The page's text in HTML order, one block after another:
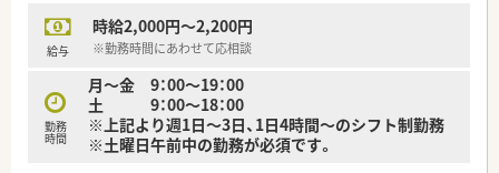
たくさんあります！
給与
時給2,000円～2,200円
※勤務時間にあわせて応相談
勤務
時間
月～金 9：00～19：00
土 9：00～18：00
※上記より週1日～3日、1日4時間～のシフト制勤務
※土曜日午前中の勤務が必須です。